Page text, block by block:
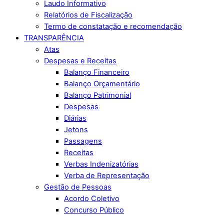
Laudo Informativo
Relatórios de Fiscalização
Termo de constatação e recomendação
TRANSPARÊNCIA
Atas
Despesas e Receitas
Balanço Financeiro
Balanço Orçamentário
Balanço Patrimonial
Despesas
Diárias
Jetons
Passagens
Receitas
Verbas Indenizatórias
Verba de Representação
Gestão de Pessoas
Acordo Coletivo
Concurso Público